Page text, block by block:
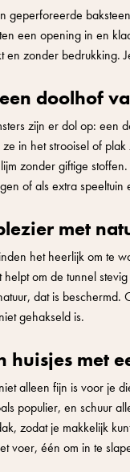
geperforeerde
een opening in en
en zonder bedrukking.
doolhof
zijn er dol op: een
in het strooisel of
zonder giftige
of als extra speeltuin
met
het heerlijk om te
helpt om de tunnel
dat is
gehakseld is.
huisjes met
alleen fijn is voor je
populier, en schuur
zodat je makkelijk
voer, één om in te